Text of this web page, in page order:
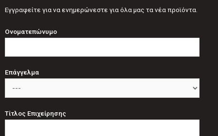
Εγγραφείτε για να ενημερώνεστε για όλα μας τα νέα προϊόντα.
Ονοματεπώνυμο
Επάγγελμα
Τίτλος Επιχείρησης